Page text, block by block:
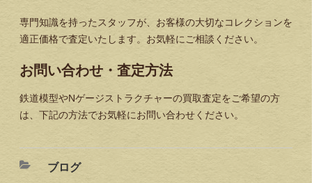
専門知識を持ったスタッフが、お客様の大切なコレクションを
適正価格で査定いたします。お気軽にご相談ください。
お問い合わせ・査定方法
鉄道模型やNゲージストラクチャーの買取査定をご希望の方
は、下記の方法でお気軽にお問い合わせください。
ブログ